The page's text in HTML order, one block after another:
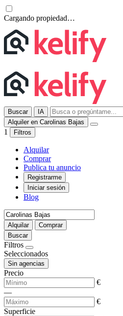
Cargando propiedad…
Buscar
IA
Alquiler en Carolinas Bajas
1 Filtros
Alquilar
Comprar
Publica tu anuncio
Registrarme
Iniciar sesión
Blog
Alquilar
Comprar
Buscar
Filtros
Seleccionados
Sin agencias
Precio
€
—
€
Superficie